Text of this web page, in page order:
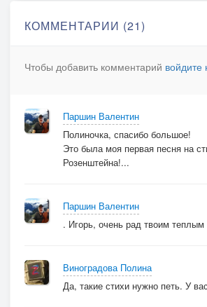
Только это не страшно,
и над домом вчерашним
нам совсем не к чести,
так уж вышло, что двое
нас на этом пути.
но для нас для двоих
лишь любовь - это средство
КОММЕНТАРИИ (21)
Чтобы добавить комментарий войдите
Паршин Валентин
Полиночка, спасибо большое!
Это была моя первая песня на
Розенштейна!...
Паршин Валентин
. Игорь, очень рад твоим
Виноградова Полина
Да, такие стихи нужно петь. У